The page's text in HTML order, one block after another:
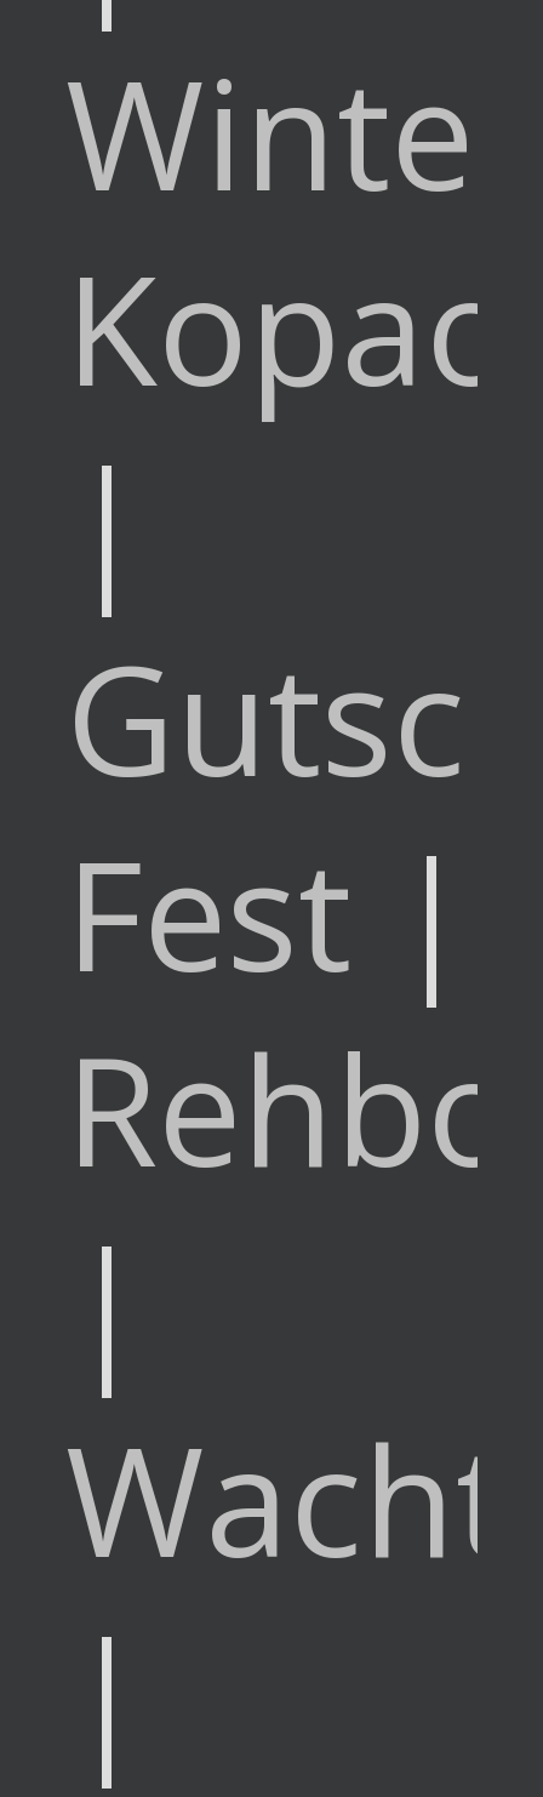
|
Fest |
|
|